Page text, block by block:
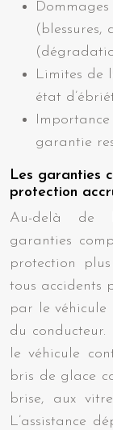
(blessures,
Limites de
état
garantie
Les garanties
protection
Au-delà de
garanties
protection
tous accidents
par le véhicule
du
le véhicule
bris de glace
brise, aux
L’assistance